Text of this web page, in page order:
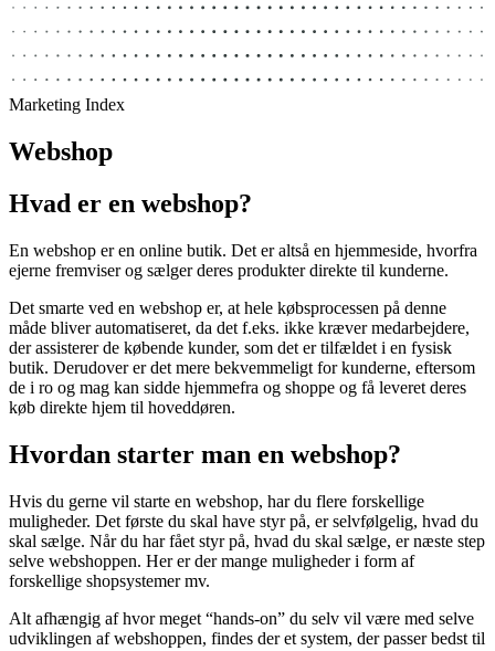
Marketing Index
Webshop
Hvad er en webshop?
ejerne fremviser og sælger deres produkter direkte til kunderne.
Det smarte ved en webshop er, at hele købsprocessen på denne
måde bliver automatiseret, da det f.eks. ikke kræver medarbejdere,
der assisterer de købende kunder, som det er tilfældet i en fysisk
butik. Derudover er det mere bekvemmeligt for kunderne, eftersom
køb direkte hjem til hoveddøren.
Hvordan starter man en webshop?
Hvis du gerne vil starte en webshop, har du flere forskellige
muligheder. Det første du skal have styr på, er selvfølgelig, hvad du
skal sælge. Når du har fået styr på, hvad du skal sælge, er næste step
forskellige shopsystemer mv.